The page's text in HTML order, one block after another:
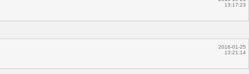
13:17:23
2016-01-25
13:21:14